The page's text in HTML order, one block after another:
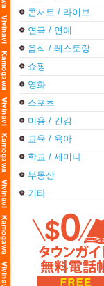
콘서트 / 라이브
연극 / 연예
음식 / 레스토랑
쇼핑
영화
스포츠
미용 / 건강
교육 / 육아
학교 / 세미나
부동산
기타